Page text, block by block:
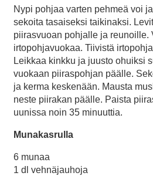
Nypi pohjaa varten pehmeä voi
sekoita tasaiseksi taikinaksi.
piirasvuoan pohjalle ja reunoille.
irtopohjavuokaa. Tiivistä
Leikkaa kinkku ja juusto ohuiksi
vuokaan piiraspohjan päälle.
ja kerma keskenään. Mausta
neste piirakan päälle. Paista
uunissa noin 35 minuuttia.
Munakasrulla
6 munaa
1 dl vehnäjauhoja